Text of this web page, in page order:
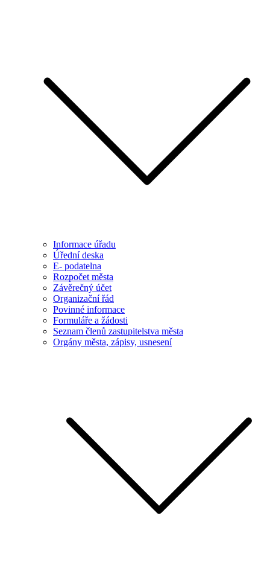
Informace úřadu
Úřední deska
E- podatelna
Rozpočet města
Závěrečný účet
Organizační řád
Povinné informace
Formuláře a žádosti
Seznam členů zastupitelstva města
Orgány města, zápisy, usnesení